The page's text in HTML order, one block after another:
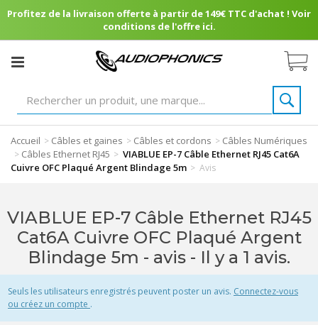
Profitez de la livraison offerte à partir de 149€ TTC d'achat ! Voir
conditions de l'offre ici.
Accueil > Câbles et gaines > Câbles et cordons > Câbles Numériques
> Câbles Ethernet RJ45 > VIABLUE EP-7 Câble Ethernet RJ45 Cat6A
Cuivre OFC Plaqué Argent Blindage 5m > Avis
VIABLUE EP-7 Câble Ethernet RJ45
Cat6A Cuivre OFC Plaqué Argent
Blindage 5m - avis - Il y a 1 avis.
Seuls les utilisateurs enregistrés peuvent poster un avis. Connectez-vous
ou créez un compte .